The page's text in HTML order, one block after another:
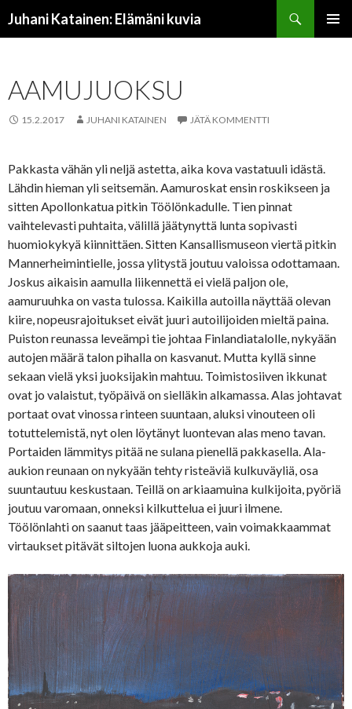
Juhani Katainen: Elämäni kuvia
AAMUJUOKSU
15.2.2017 JUHANI KATAINEN JÄTÄ KOMMENTTI
Pakkasta vähän yli neljä astetta, aika kova vastatuuli idästä.
Lähdin hieman yli seitsemän. Aamuroskat ensin roskikseen ja
sitten Apollonkatua pitkin Töölönkadulle. Tien pinnat
vaihtelevasti puhtaita, välillä jäätynyttä lunta sopivasti
huomiokykyä kiinnittäen. Sitten Kansallismuseon viertä pitkin
Mannerheimintielle, jossa ylitystä joutuu valoissa odottamaan.
Joskus aikaisin aamulla liikennettä ei vielä paljon ole,
aamuruuhka on vasta tulossa. Kaikilla autoilla näyttää olevan
kiire, nopeusrajoitukset eivät juuri autoilijoiden mieltä paina.
Puiston reunassa leveämpi tie johtaa Finlandiatalolle, nykyään
autojen määrä talon pihalla on kasvanut. Mutta kyllä sinne
sekaan vielä yksi juoksijakin mahtuu. Toimistosiiven ikkunat
ovat jo valaistut, työpäivä on sielläkin alkamassa. Alas johtavat
portaat ovat vinossa rinteen suuntaan, aluksi vinouteen oli
totuttelemistä, nyt olen löytänyt luontevan alas meno tavan.
Portaiden lämmitys pitää ne sulana pienellä pakkasella. Ala-
aukion reunaan on nykyään tehty risteäviä kulkuväyliä, osa
suuntautuu keskustaan. Teillä on arkiaamuina kulkijoita, pyöriä
joutuu varomaan, onneksi kilkuttelua ei juuri ilmene.
Töölönlahti on saanut taas jääpeitteen, vain voimakkaammat
virtaukset pitävät siltojen luona aukkoja auki.